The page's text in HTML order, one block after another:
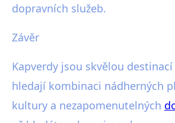
dopravních služeb.
Závěr
Kapverdy jsou skvělou
hledají kombinaci nádherných
kultury a nezapomenutelných